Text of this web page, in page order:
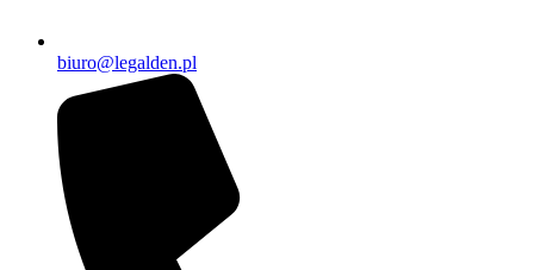
biuro@legalden.pl